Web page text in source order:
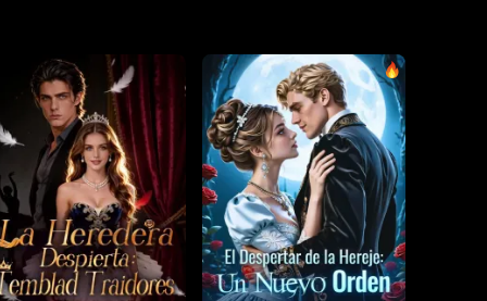
EP 35 EP 36
EP 37 EP 38 EP 39